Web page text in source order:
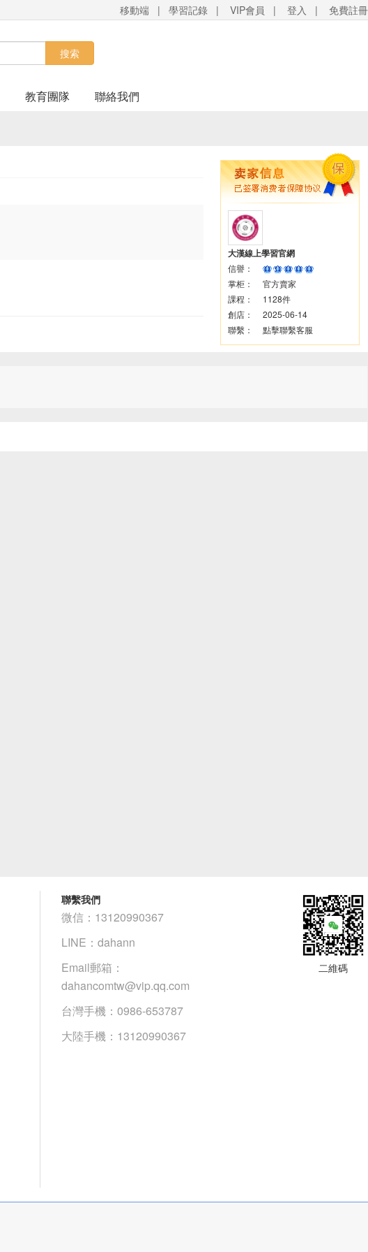
移動端 | 學習記錄 | VIP會員 | 登入 | 免費註冊
搜索
教育團隊 聯絡我們
大漢線上學習官網
信譽：
掌柜：
官方賣家
課程：
1128件
創店：
2025-06-14
聯繫：
點擊聯繫客服
聯繫我們
微信：13120990367
LINE：dahann
Email郵箱：
dahancomtw@vip.qq.com
台灣手機：0986-653787
大陸手機：13120990367
二維碼